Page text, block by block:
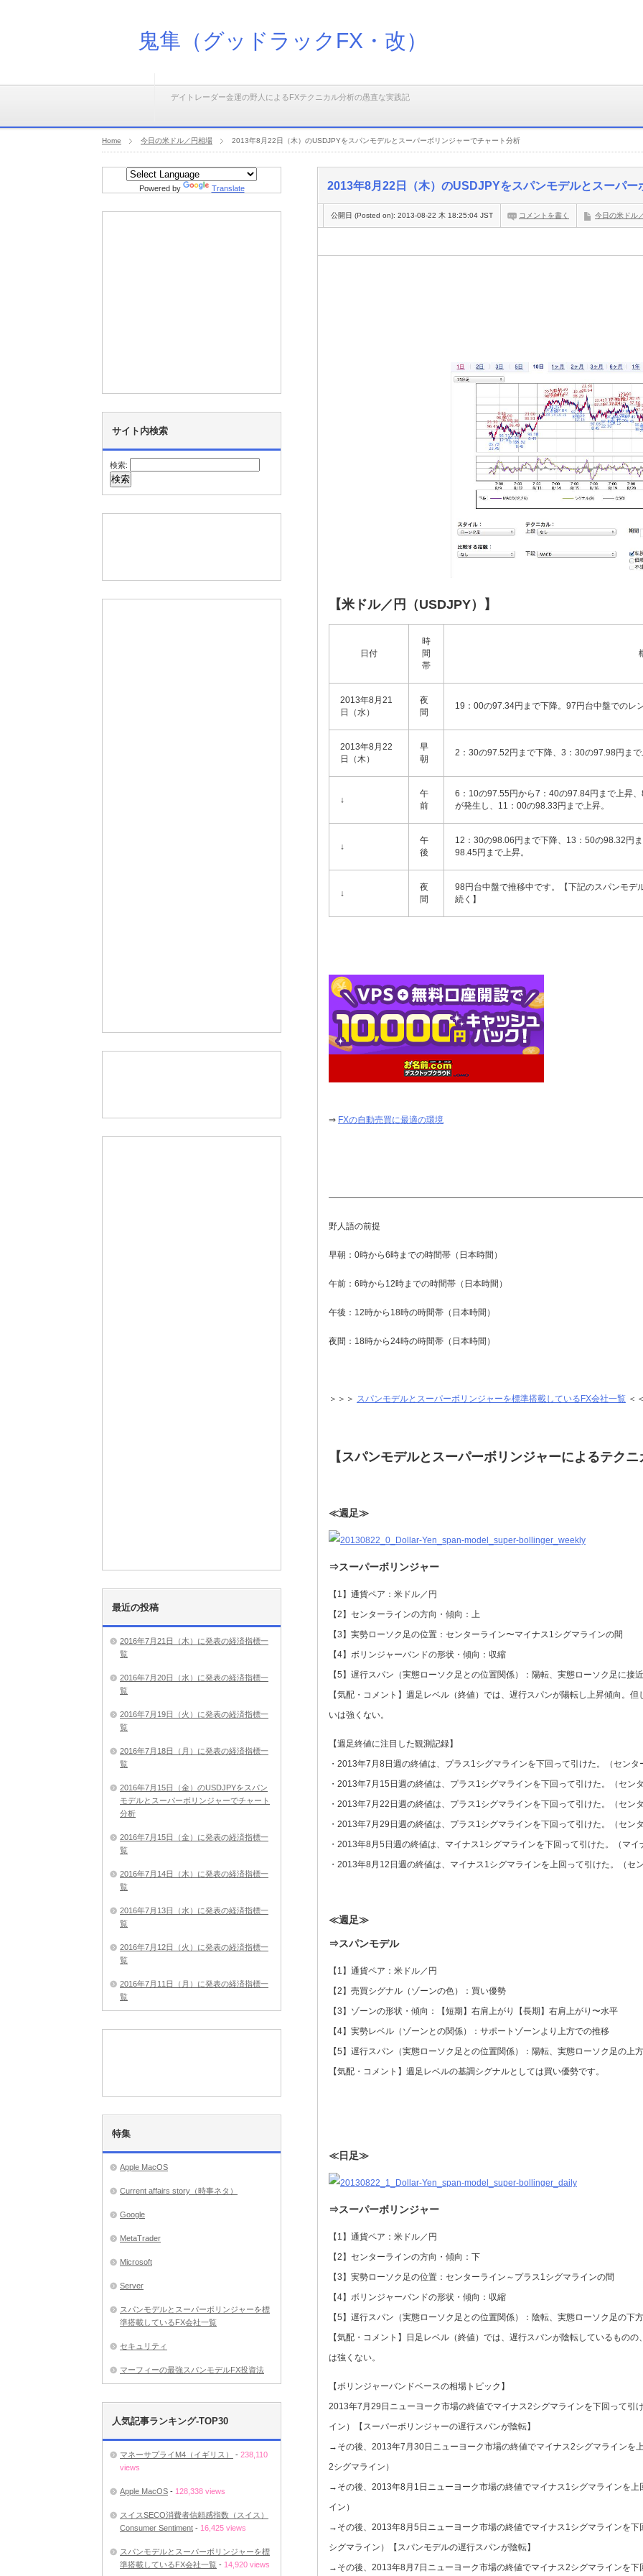
鬼隼（グッドラックFX・改）
デイトレーダー金運の野人によるFXテクニカル分析の愚直な実践記
Home 今日の米ドル／円相場 2013年8月22日（木）のUSDJPYをスパンモデルとスーパーボリンジャーでチャート分析
2013年8月22日（木）のUSDJPYをスパンモデルとスーパー
今日の米ドル
コメントを書く
公開日 (Posted on): 2013-08-22 木 18:25:04 JST
【米ドル／円（USDJPY）】
日付
時
間
帯
2013年8月21
日（水）
夜
間
19：00の97.34円まで下降。97円台中盤でのレ
2013年8月22
日（木）
早
朝
2：30の97.52円まで下降、3：30の97.98円ま
↓
午
前
6：10の97.55円から7：40の97.84円まで上昇
が発生し、11：00の98.33円まで上昇。
↓
午
後
12：30の98.06円まで下降、13：50の98.32円
98.45円まで上昇。
↓
夜
間
98円台中盤で推移中です。【下記のスパンモデ
続く】
⇒ FXの自動売買に最適の環境
野人語の前提
早朝：0時から6時までの時間帯（日本時間）
午前：6時から12時までの時間帯（日本時間）
午後：12時から18時の時間帯（日本時間）
夜間：18時から24時の時間帯（日本時間）
＞＞＞ スパンモデルとスーパーボリンジャーを標準搭載しているFX会社一覧 ＜
【スパンモデルとスーパーボリンジャーによるテク
≪週足≫
⇒スーパーボリンジャー
【1】通貨ペア：米ドル／円
【2】センターラインの方向・傾向：上
【3】実勢ローソク足の位置：センターライン〜マイナス1シグマラインの間
【4】ボリンジャーバンドの形状・傾向：収縮
【5】遅行スパン（実態ローソク足との位置関係）：陽転、実態ローソク足に接
【気配・コメント】週足レベル（終値）では、遅行スパンが陽転し上昇傾向。
いは強くない。
【週足終値に注目した観測記録】
・2013年7月8日週の終値は、プラス1シグマラインを下回って引けた。（セン
・2013年7月15日週の終値は、プラス1シグマラインを下回って引けた。（セン
・2013年7月22日週の終値は、プラス1シグマラインを下回って引けた。（セン
・2013年7月29日週の終値は、プラス1シグマラインを下回って引けた。（セン
・2013年8月5日週の終値は、マイナス1シグマラインを下回って引けた。（マ
・2013年8月12日週の終値は、マイナス1シグマラインを上回って引けた。（セ
≪週足≫
⇒スパンモデル
【1】通貨ペア：米ドル／円
【2】売買シグナル（ゾーンの色）：買い優勢
【3】ゾーンの形状・傾向：【短期】右肩上がり【長期】右肩上がり〜水平
【4】実勢レベル（ゾーンとの関係）：サポートゾーンより上方での推移
【5】遅行スパン（実態ローソク足との位置関係）：陽転、実態ローソク足の上
【気配・コメント】週足レベルの基調シグナルとしては買い優勢です。
≪日足≫
⇒スーパーボリンジャー
【1】通貨ペア：米ドル／円
【2】センターラインの方向・傾向：下
【3】実勢ローソク足の位置：センターライン～プラス1シグマラインの間
【4】ボリンジャーバンドの形状・傾向：収縮
【5】遅行スパン（実態ローソク足との位置関係）：陰転、実態ローソク足の
【気配・コメント】日足レベル（終値）では、遅行スパンが陰転しているもの
は強くない。
【ボリンジャーバンドベースの相場トピック】
2013年7月29日ニューヨーク市場の終値でマイナス2シグマラインを下回って引
イン）【スーパーボリンジャーの遅行スパンが陰転】
→その後、2013年7月30日ニューヨーク市場の終値でマイナス2シグマラインを
2シグマライン）
→その後、2013年8月1日ニューヨーク市場の終値でマイナス1シグマラインを
イン）
→その後、2013年8月5日ニューヨーク市場の終値でマイナス1シグマラインを
シグマライン）【スパンモデルの遅行スパンが陰転】
→その後、2013年8月7日ニューヨーク市場の終値でマイナス2シグマラインを
Powered by Translate
サイト内検索
検索:
最近の投稿
2016年7月21日（木）に発表の経済指標一
覧
2016年7月20日（水）に発表の経済指標一
覧
2016年7月19日（火）に発表の経済指標一
覧
2016年7月18日（月）に発表の経済指標一
覧
2016年7月15日（金）のUSDJPYをスパン
モデルとスーパーボリンジャーでチャート
分析
2016年7月15日（金）に発表の経済指標一
覧
2016年7月14日（木）に発表の経済指標一
覧
2016年7月13日（水）に発表の経済指標一
覧
2016年7月12日（火）に発表の経済指標一
覧
2016年7月11日（月）に発表の経済指標一
覧
特集
Apple MacOS
Current affairs story（時事ネタ）
Google
MetaTrader
Microsoft
Server
スパンモデルとスーパーボリンジャーを標
準搭載しているFX会社一覧
セキュリティ
マーフィーの最強スパンモデルFX投資法
人気記事ランキング-TOP30
マネーサプライM4（イギリス） - 238,110
views
Apple MacOS - 128,338 views
スイスSECO消費者信頼感指数（スイス）
Consumer Sentiment - 16,425 views
スパンモデルとスーパーボリンジャーを標
準搭載しているFX会社一覧 - 14,920 views